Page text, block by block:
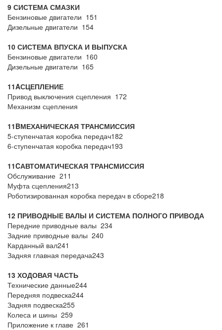
9 СИСТЕМА СМАЗКИ
Бензиновые двигатели 151
Дизельные двигатели 154
10 СИСТЕМА ВПУСКА И ВЫПУСКА
Бензиновые двигатели 160
Дизельные двигатели 165
11AСЦЕПЛЕНИЕ
Привод выключения сцепления 172
Механизм сцепления
11BМЕХАНИЧЕСКАЯ ТРАНСМИССИЯ
5-ступенчатая коробка передач182
6-ступенчатая коробка передач193
11CАВТОМАТИЧЕСКАЯ ТРАНСМИССИЯ
Обслуживание 211
Муфта сцепления213
Роботизированная коробка передач в сборе218
12 ПРИВОДНЫЕ ВАЛЫ И СИСТЕМА ПОЛНОГО ПРИВОДА
Передние приводные валы 234
Задние приводные валы 240
Карданный вал241
Задняя главная передача243
13 ХОДОВАЯ ЧАСТЬ
Технические данные244
Передняя подвеска244
Задняя подвеска255
Колеса и шины 259
Приложение к главе 261